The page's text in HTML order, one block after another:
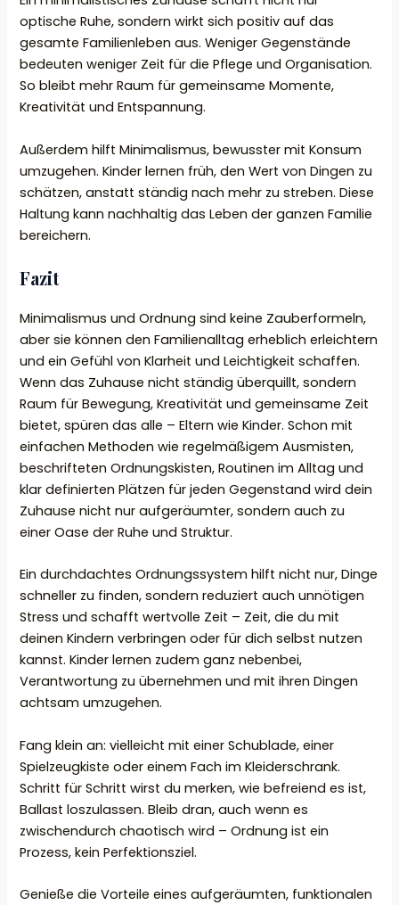
optische Ruhe, sondern wirkt sich positiv auf das
gesamte Familienleben aus. Weniger Gegenstände
bedeuten weniger Zeit für die Pflege und Organisation.
So bleibt mehr Raum für gemeinsame Momente,
Kreativität und Entspannung.
Außerdem hilft Minimalismus, bewusster mit Konsum
umzugehen. Kinder lernen früh, den Wert von Dingen zu
schätzen, anstatt ständig nach mehr zu streben. Diese
Haltung kann nachhaltig das Leben der ganzen Familie
bereichern.
Fazit
Minimalismus und Ordnung sind keine Zauberformeln,
aber sie können den Familienalltag erheblich erleichtern
und ein Gefühl von Klarheit und Leichtigkeit schaffen.
Wenn das Zuhause nicht ständig überquillt, sondern
Raum für Bewegung, Kreativität und gemeinsame Zeit
bietet, spüren das alle – Eltern wie Kinder. Schon mit
einfachen Methoden wie regelmäßigem Ausmisten,
beschrifteten Ordnungskisten, Routinen im Alltag und
klar definierten Plätzen für jeden Gegenstand wird dein
Zuhause nicht nur aufgeräumter, sondern auch zu
einer Oase der Ruhe und Struktur.
Ein durchdachtes Ordnungssystem hilft nicht nur, Dinge
schneller zu finden, sondern reduziert auch unnötigen
Stress und schafft wertvolle Zeit – Zeit, die du mit
deinen Kindern verbringen oder für dich selbst nutzen
kannst. Kinder lernen zudem ganz nebenbei,
Verantwortung zu übernehmen und mit ihren Dingen
achtsam umzugehen.
Fang klein an: vielleicht mit einer Schublade, einer
Spielzeugkiste oder einem Fach im Kleiderschrank.
Schritt für Schritt wirst du merken, wie befreiend es ist,
Ballast loszulassen. Bleib dran, auch wenn es
zwischendurch chaotisch wird – Ordnung ist ein
Prozess, kein Perfektionsziel.
Genieße die Vorteile eines aufgeräumten, funktionalen